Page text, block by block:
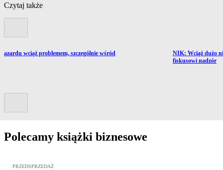
Czytaj także
wciąż problemem, szczególnie wśród Przejdź do
NIK: Wciąż dużo
fiskusowi nadzór
Polecamy książki biznesowe
Przejdź do: Dyrektywa NIS2. Komentarz [PRZEDSPRZEDAŻ],
PRZEDSPRZEDAŻ